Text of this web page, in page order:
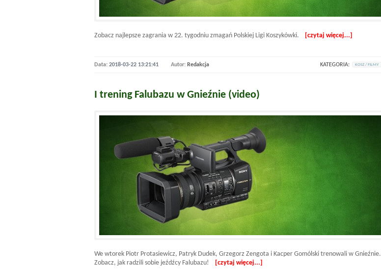
Zobacz najlepsze zagrania w 22. tygodniu zmagań Polskiej Ligi Koszykówki. [czytaj więcej...]
Data: 2018-03-22 13:21:41 Autor: Redakcja KATEGORIA: KOSZ / FILMY
I trening Falubazu w Gnieźnie (video)
We wtorek Piotr Protasiewicz, Patryk Dudek, Grzegorz Zengota i Kacper Gomólski trenowali w Gnieźnie.
Zobacz, jak radzili sobie jeźdźcy Falubazu!
[czytaj więcej...]